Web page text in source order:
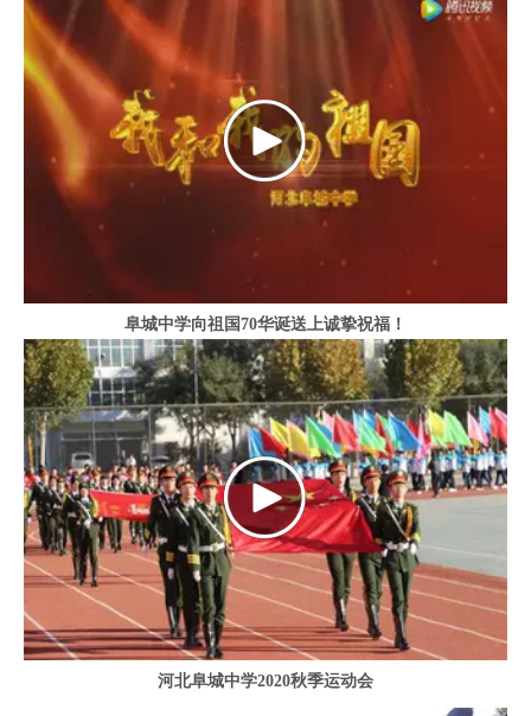
阜城中学向祖国70华诞送上诚挚祝福！
河北阜城中学2020秋季运动会